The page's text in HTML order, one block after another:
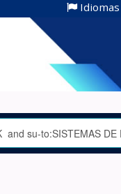
Idiomas